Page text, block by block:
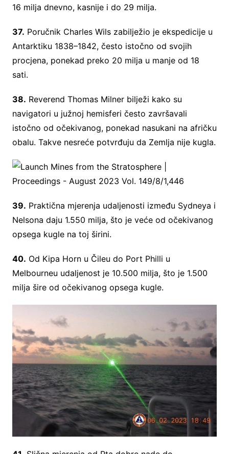
16 milja dnevno, kasnije i do 29 milja.
37. Poručnik Charles Wils zabilježio je ekspedicije u
Antarktiku 1838–1842, često istočno od svojih
procjena, ponekad preko 20 milja u manje od 18
sati.
38. Reverend Thomas Milner bilježi kako su
navigatori u južnoj hemisferi često završavali
istočno od očekivanog, ponekad nasukani na afričku
obalu. Takve nesreće potvrđuju da Zemlja nije kugla.
39. Praktična mjerenja udaljenosti između Sydneya i
Nelsona daju 1.550 milja, što je veće od očekivanog
opsega kugle na toj širini.
40. Od Kipa Horn u Čileu do Port Philli u
Melbourneu udaljenost je 10.500 milja, što je 1.500
milja šire od očekivanog opsega kugle.